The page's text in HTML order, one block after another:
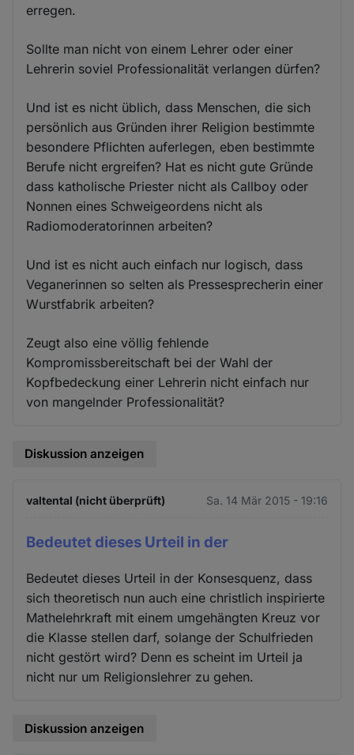
erregen.
Sollte man nicht von einem Lehrer oder einer
Lehrerin soviel Professionalität verlangen dürfen?
Und ist es nicht üblich, dass Menschen, die sich
persönlich aus Gründen ihrer Religion bestimmte
besondere Pflichten auferlegen, eben bestimmte
Berufe nicht ergreifen? Hat es nicht gute Gründe
dass katholische Priester nicht als Callboy oder
Nonnen eines Schweigeordens nicht als
Radiomoderatorinnen arbeiten?
Und ist es nicht auch einfach nur logisch, dass
Veganerinnen so selten als Pressesprecherin einer
Wurstfabrik arbeiten?
Zeugt also eine völlig fehlende
Kompromissbereitschaft bei der Wahl der
Kopfbedeckung einer Lehrerin nicht einfach nur
von mangelnder Professionalität?
Diskussion anzeigen
valtental (nicht überprüft) Sa. 14 Mär 2015 - 19:16
Bedeutet dieses Urteil in der
Bedeutet dieses Urteil in der Konsesquenz, dass
sich theoretisch nun auch eine christlich inspirierte
Mathelehrkraft mit einem umgehängten Kreuz vor
die Klasse stellen darf, solange der Schulfrieden
nicht gestört wird? Denn es scheint im Urteil ja
nicht nur um Religionslehrer zu gehen.
Diskussion anzeigen